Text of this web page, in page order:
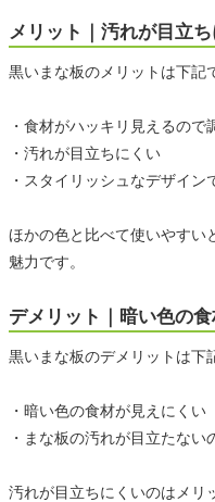
メリット｜汚れが目立
黒いまな板のメリットは下記
・食材がハッキリ見えるので
・汚れが目立ちにくい
・スタイリッシュなデザイン
ほかの色と比べて使いやすい
魅力です。
デメリット｜暗い色の
黒いまな板のデメリットは下
・暗い色の食材が見えにくい
・まな板の汚れが目立たな
汚れが目立ちにくいのはメリ